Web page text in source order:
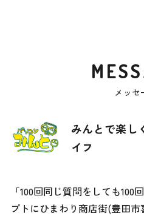
メッセ
みんとで楽し
イフ
「100回同じ質問をしても
プトにひまわり商店街(豊田